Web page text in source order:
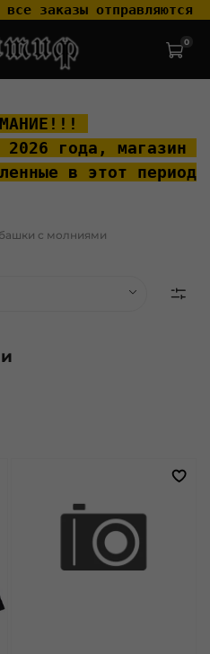
заказы отправляются
0
2026 года, магазин
в этот
с молниями